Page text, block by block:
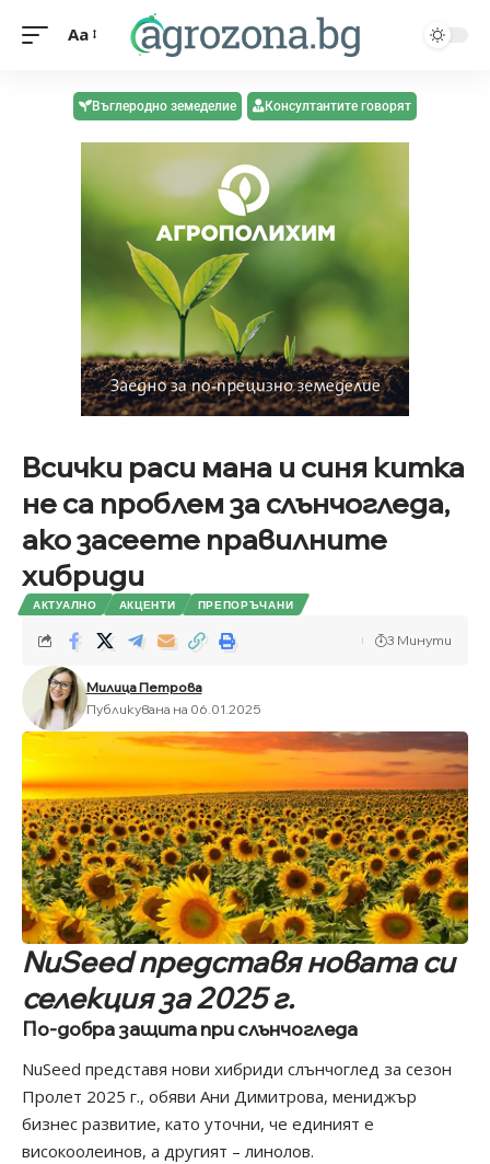
Aa
Въглеродно земеделие Консултантите говорят
Всички раси мана и синя китка
не са проблем за слънчогледа,
ако засеете правилните
хибриди
АКТУАЛНО АКЦЕНТИ ПРЕПОРЪЧАНИ
Милица Петрова
Публикувана на 06.01.2025
3 Минути
NuSeed представяновата си
селекция за 2025 г.
По-добра защита при слънчогледа
NuSeed представя нови хибриди слънчоглед за сезон
Пролет 2025 г., обяви Ани Димитрова, мениджър
бизнес развитие, като уточни, че единият е
високоолеинов, а другият – линолов.